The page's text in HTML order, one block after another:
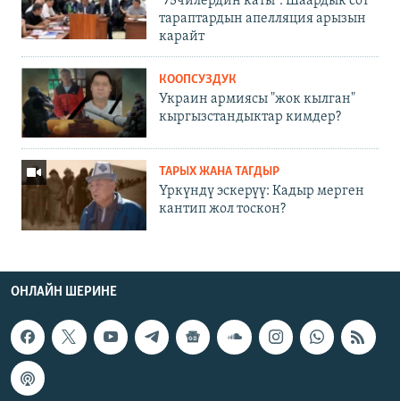
тараптардын апелляция арызын
карайт
КООПСУЗДУК
Украин армиясы "жок кылган"
кыргызстандыктар кимдер?
ТАРЫХ ЖАНА ТАГДЫР
Үркүндү эскерүү: Кадыр мерген
кантип жол тоскон?
ОНЛАЙН ШЕРИНЕ